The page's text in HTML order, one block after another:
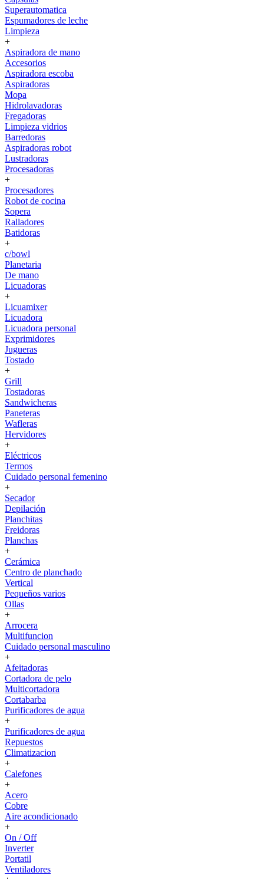
Superautomatica
Espumadores de leche
Limpieza
+
Aspiradora de mano
Accesorios
Aspiradora escoba
Aspiradoras
Mopa
Hidrolavadoras
Fregadoras
Limpieza vidrios
Barredoras
Aspiradoras robot
Lustradoras
Procesadoras
+
Procesadores
Robot de cocina
Sopera
Ralladores
Batidoras
+
c/bowl
Planetaria
De mano
Licuadoras
+
Licuamixer
Licuadora
Licuadora personal
Exprimidores
Jugueras
Tostado
+
Grill
Tostadoras
Sandwicheras
Paneteras
Wafleras
Hervidores
+
Eléctricos
Termos
Cuidado personal femenino
+
Secador
Depilación
Planchitas
Freidoras
Planchas
+
Cerámica
Centro de planchado
Vertical
Pequeños varios
Ollas
+
Arrocera
Multifuncion
Cuidado personal masculino
+
Afeitadoras
Cortadora de pelo
Multicortadora
Cortabarba
Purificadores de agua
+
Purificadores de agua
Repuestos
Climatizacion
+
Calefones
+
Acero
Cobre
Aire acondicionado
+
On / Off
Inverter
Portatil
Ventiladores